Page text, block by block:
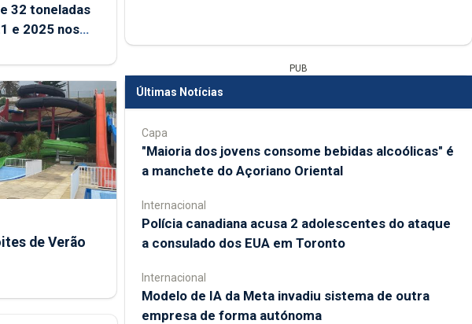
32 toneladas
e 2025 nos
de Verão
PUB
Últimas Notícias
Capa
"Maioria dos jovens consome bebidas alcoólicas" é
a manchete do Açoriano Oriental
Internacional
Polícia canadiana acusa 2 adolescentes do ataque
a consulado dos EUA em Toronto
Internacional
Modelo de IA da Meta invadiu sistema de outra
empresa de forma autónoma